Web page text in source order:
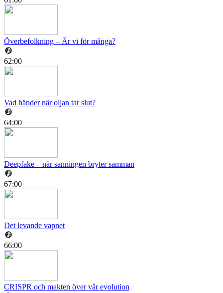
Överbefolkning – Är vi för många?
62:00
Vad händer när oljan tar slut?
64:00
Deepfake – när sanningen bryter samman
67:00
Det levande vapnet
66:00
CRISPR och makten över vår evolution